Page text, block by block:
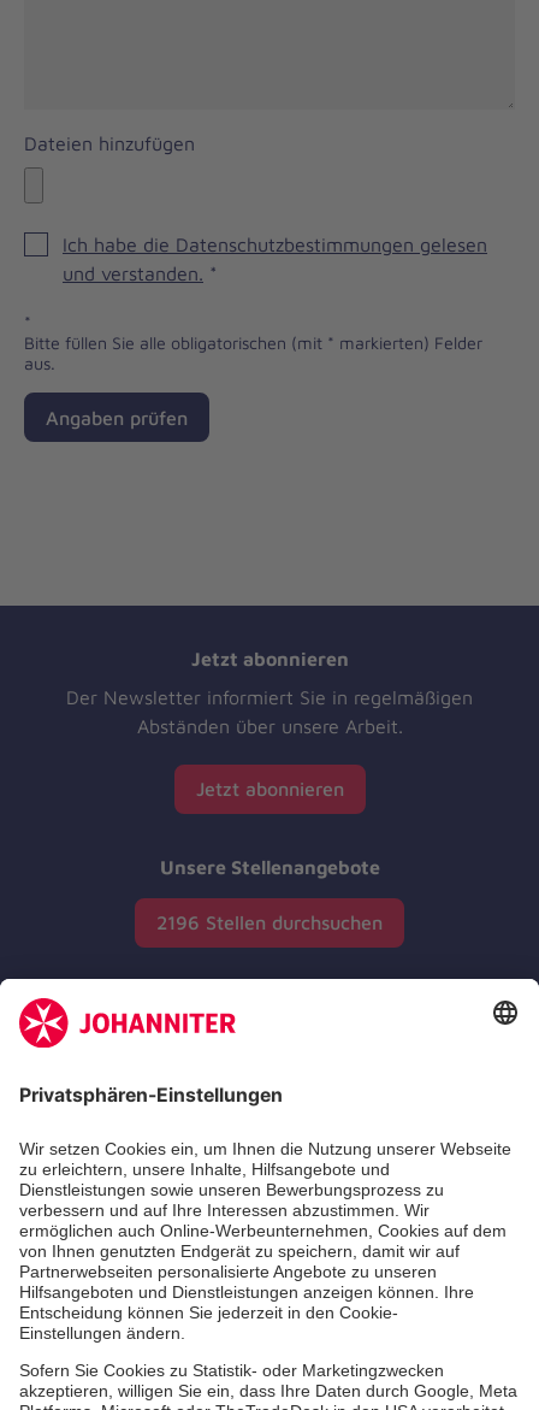
Dateien hinzufügen
Ich habe die Datenschutzbestimmungen gelesen
und verstanden. *
*
Bitte füllen Sie alle obligatorischen (mit * markierten) Felder
aus.
Angaben prüfen
Jetzt abonnieren
Der Newsletter informiert Sie in regelmäßigen
Abständen über unsere Arbeit.
Jetzt abonnieren
Unsere Stellenangebote
2196 Stellen durchsuchen
Zertifizierung der Johanniter-Unfall-Hilfe e.V.
Die Johanniter GmbH führt das Spendenzertifikat
des Deutschen Spendenrats e.V.